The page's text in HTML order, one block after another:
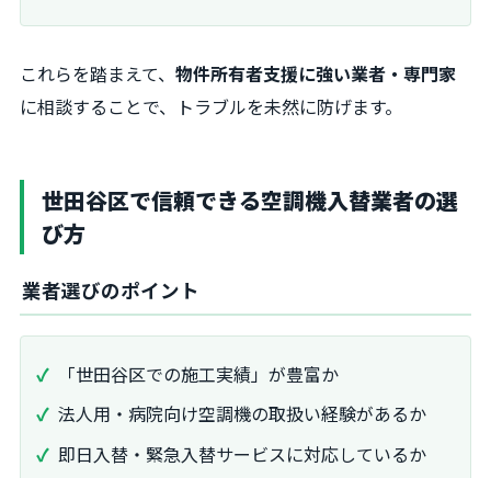
これらを踏まえて、 物件所有者支援に強い業者・専門家
に相談することで、トラブルを未然に防げます。
世田谷区で信頼できる空調機入替業者の選
び方
業者選びのポイント
「世田谷区での施工実績」が豊富か
法人用・病院向け空調機の取扱い経験があるか
即日入替・緊急入替サービスに対応しているか